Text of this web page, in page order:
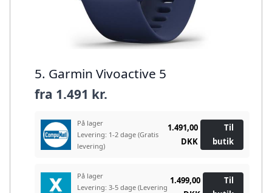
5. Garmin Vivoactive 5
fra 1.491 kr.
På lager
Levering: 1-2 dage (Gratis
levering)
1.491,00
DKK
Til
butik
På lager
Levering: 3-5 dage (Levering
1.499,00
Til